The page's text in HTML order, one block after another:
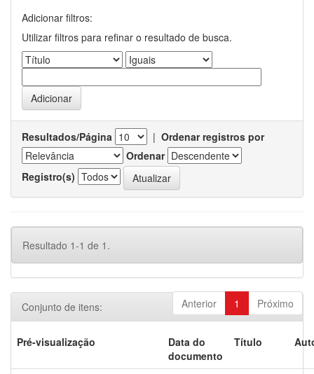
Adicionar filtros:
Utilizar filtros para refinar o resultado de busca.
Resultados/Página | Ordenar registros por
Ordenar
Registro(s)
Resultado 1-1 de 1.
Anterior 1 Próximo
Conjunto de itens:
Pré-visualização
Data do
documento
Título